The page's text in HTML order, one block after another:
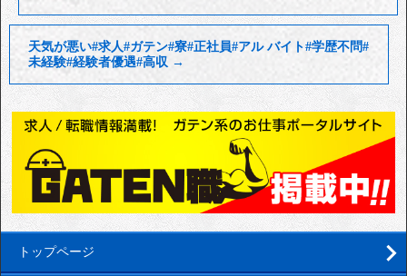
天気が悪い#求人#ガテン#寮#正社員#アル バイト#学歴不問#
未経験#経験者優遇#高収 →
トップページ